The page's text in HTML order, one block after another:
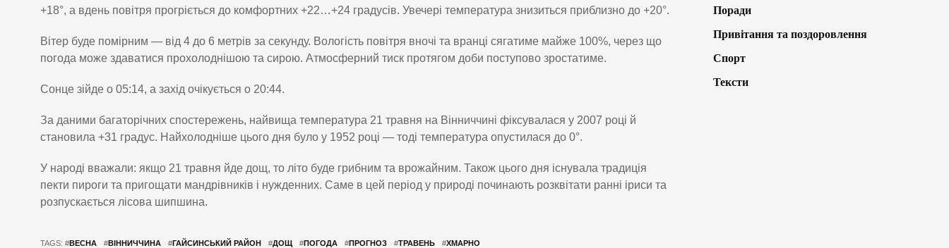
+18°, а вдень повітря прогріється до комфортних +22…+24 градусів. Увечері температура знизиться приблизно до +20°.
Вітер буде помірним — від 4 до 6 метрів за секунду. Вологість повітря вночі та вранці сягатиме майже 100%, через що
погода може здаватися прохолоднішою та сирою. Атмосферний тиск протягом доби поступово зростатиме.
Сонце зійде о 05:14, а захід очікується о 20:44.
За даними багаторічних спостережень, найвища температура 21 травня на Вінниччині фіксувалася у 2007 році й
становила +31 градус. Найхолодніше цього дня було у 1952 році — тоді температура опустилася до 0°.
У народі вважали: якщо 21 травня йде дощ, то літо буде грибним та врожайним. Також цього дня існувала традиція
пекти пироги та пригощати мандрівників і нужденних. Саме в цей період у природі починають розквітати ранні іриси та
розпускається лісова шипшина.
TAGS: #ВЕСНА #ВІННИЧЧИНА #ГАЙСИНСЬКИЙ РАЙОН #ДОЩ #ПОГОДА #ПРОГНОЗ #ТРАВЕНЬ #ХМАРНО
Поради
Привітання та поздоровлення
Спорт
Тексти